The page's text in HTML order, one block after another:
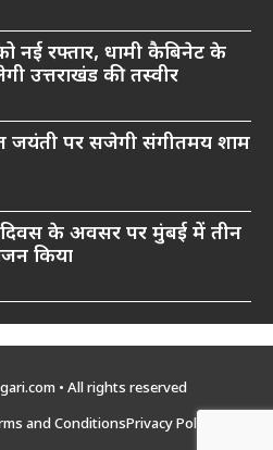
रफ्तार, धामी कैबिनेट के
उत्तराखंड की तस्वीर
जयंती पर सजेगी संगीतमय शाम
दिवस के अवसर पर मुंबई में तीन
किया
• All rights reserved
and ConditionsPrivacy Policy